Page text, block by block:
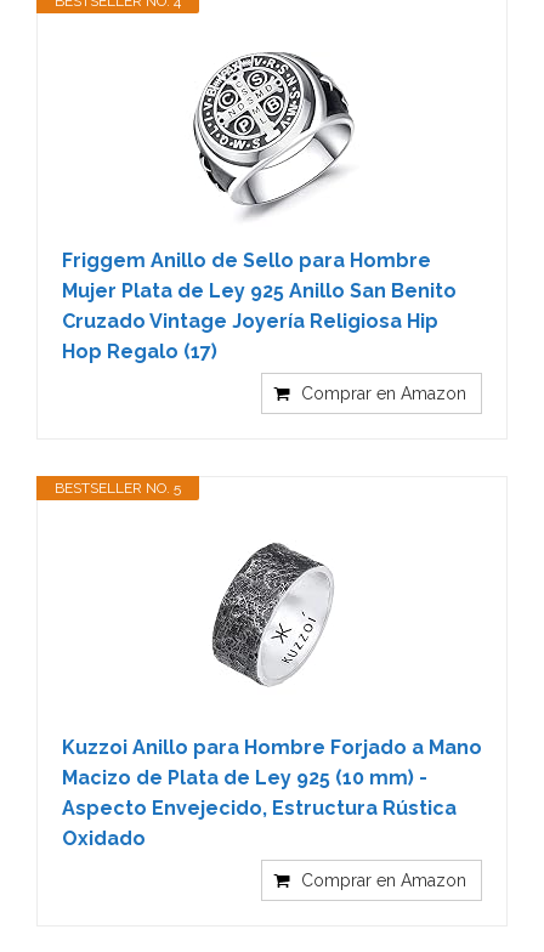
Friggem Anillo de Sello para Hombre
Mujer Plata de Ley 925 Anillo San Benito
Cruzado Vintage Joyería Religiosa Hip
Hop Regalo (17)
Comprar en Amazon
BESTSELLER NO. 5
Kuzzoi Anillo para Hombre Forjado a Mano
Macizo de Plata de Ley 925 (10 mm) -
Aspecto Envejecido, Estructura Rústica
Oxidado
Comprar en Amazon